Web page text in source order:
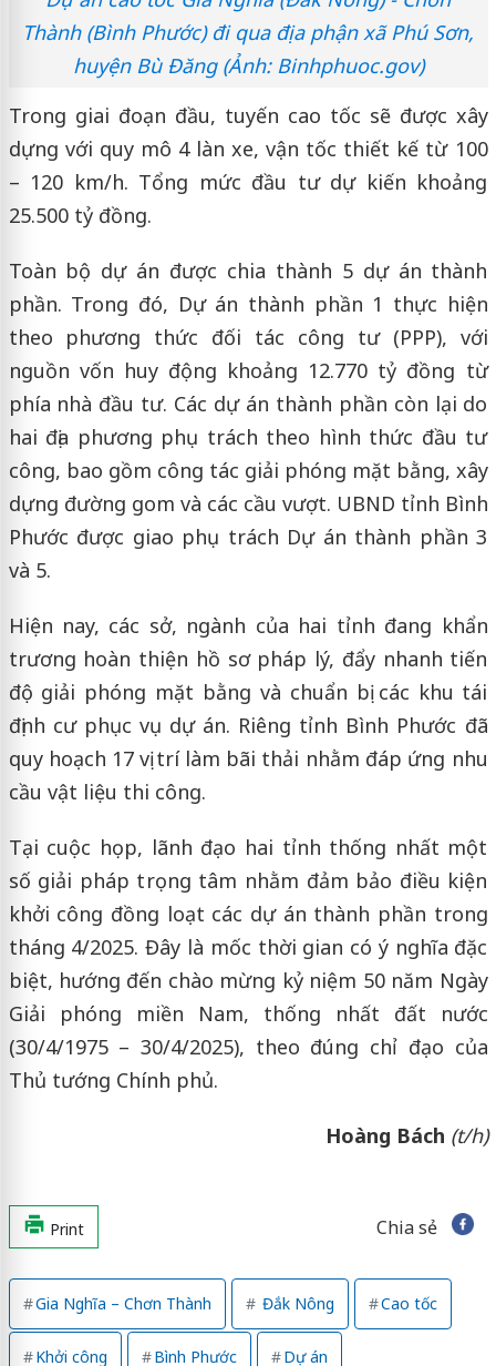
Thành (Bình Phước) đi qua địa phận xã Phú Sơn,
huyện Bù Đăng (Ảnh: Binhphuoc.gov)
Trong giai đoạn đầu, tuyến cao tốc sẽ được xây
dựng với quy mô 4 làn xe, vận tốc thiết kế từ 100
– 120 km/h. Tổng mức đầu tư dự kiến khoảng
25.500 tỷ đồng.
Toàn bộ dự án được chia thành 5 dự án thành
phần. Trong đó, Dự án thành phần 1 thực hiện
theo phương thức đối tác công tư (PPP), với
nguồn vốn huy động khoảng 12.770 tỷ đồng từ
phía nhà đầu tư. Các dự án thành phần còn lại do
hai địa phương phụ trách theo hình thức đầu tư
công, bao gồm công tác giải phóng mặt bằng, xây
dựng đường gom và các cầu vượt. UBND tỉnh Bình
Phước được giao phụ trách Dự án thành phần 3
và 5.
Hiện nay, các sở, ngành của hai tỉnh đang khẩn
trương hoàn thiện hồ sơ pháp lý, đẩy nhanh tiến
độ giải phóng mặt bằng và chuẩn bị các khu tái
định cư phục vụ dự án. Riêng tỉnh Bình Phước đã
quy hoạch 17 vị trí làm bãi thải nhằm đáp ứng nhu
cầu vật liệu thi công.
Tại cuộc họp, lãnh đạo hai tỉnh thống nhất một
số giải pháp trọng tâm nhằm đảm bảo điều kiện
khởi công đồng loạt các dự án thành phần trong
tháng 4/2025. Đây là mốc thời gian có ý nghĩa đặc
biệt, hướng đến chào mừng kỷ niệm 50 năm Ngày
Giải phóng miền Nam, thống nhất đất nước
(30/4/1975 – 30/4/2025), theo đúng chỉ đạo của
Thủ tướng Chính phủ.
Hoàng Bách (t/h)
Print Chia sẻ
Gia Nghĩa – Chơn Thành Đắk Nông Cao tốc
Khởi công Bình Phước Dự án